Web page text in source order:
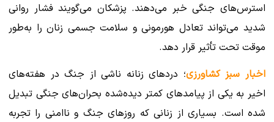
استرس‌های جنگی خبر می‌دهند. پزشکان می‌گویند فشار روانی
شدید می‌تواند تعادل هورمونی و سلامت جسمی زنان را به‌طور
موقت تحت تأثیر قرار دهد.
اخبار سبز کشاورزی؛ دردهای زنانه ناشی از جنگ در هفته‌های
اخیر به یکی از پیامدهای کمتر دیده‌شده بحران‌های جنگی تبدیل
شده است. بسیاری از زنانی که روزهای جنگ و ناامنی را تجربه